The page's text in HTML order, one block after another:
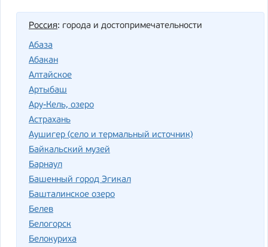
Россия: города и достопримечательности
Абаза
Абакан
Алтайское
Артыбаш
Ару-Кель, озеро
Астрахань
Аушигер (село и термальный источник)
Байкальский музей
Барнаул
Башенный город Эгикал
Башталинское озеро
Белев
Белогорск
Белокуриха